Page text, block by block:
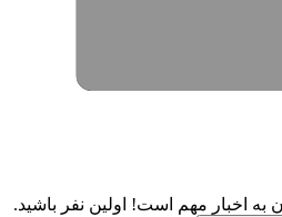
اخبار مهم است! اولین نفر باشید.